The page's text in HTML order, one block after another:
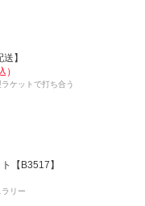
】
）
ケットで打ち合う
【B3517】
リー